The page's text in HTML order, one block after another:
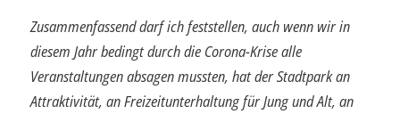
Zusammenfassend darf ich feststellen, auch wenn wir in
diesem Jahr bedingt durch die Corona-Krise alle
Veranstaltungen absagen mussten, hat der Stadtpark an
Attraktivität, an Freizeitunterhaltung für Jung und Alt, an